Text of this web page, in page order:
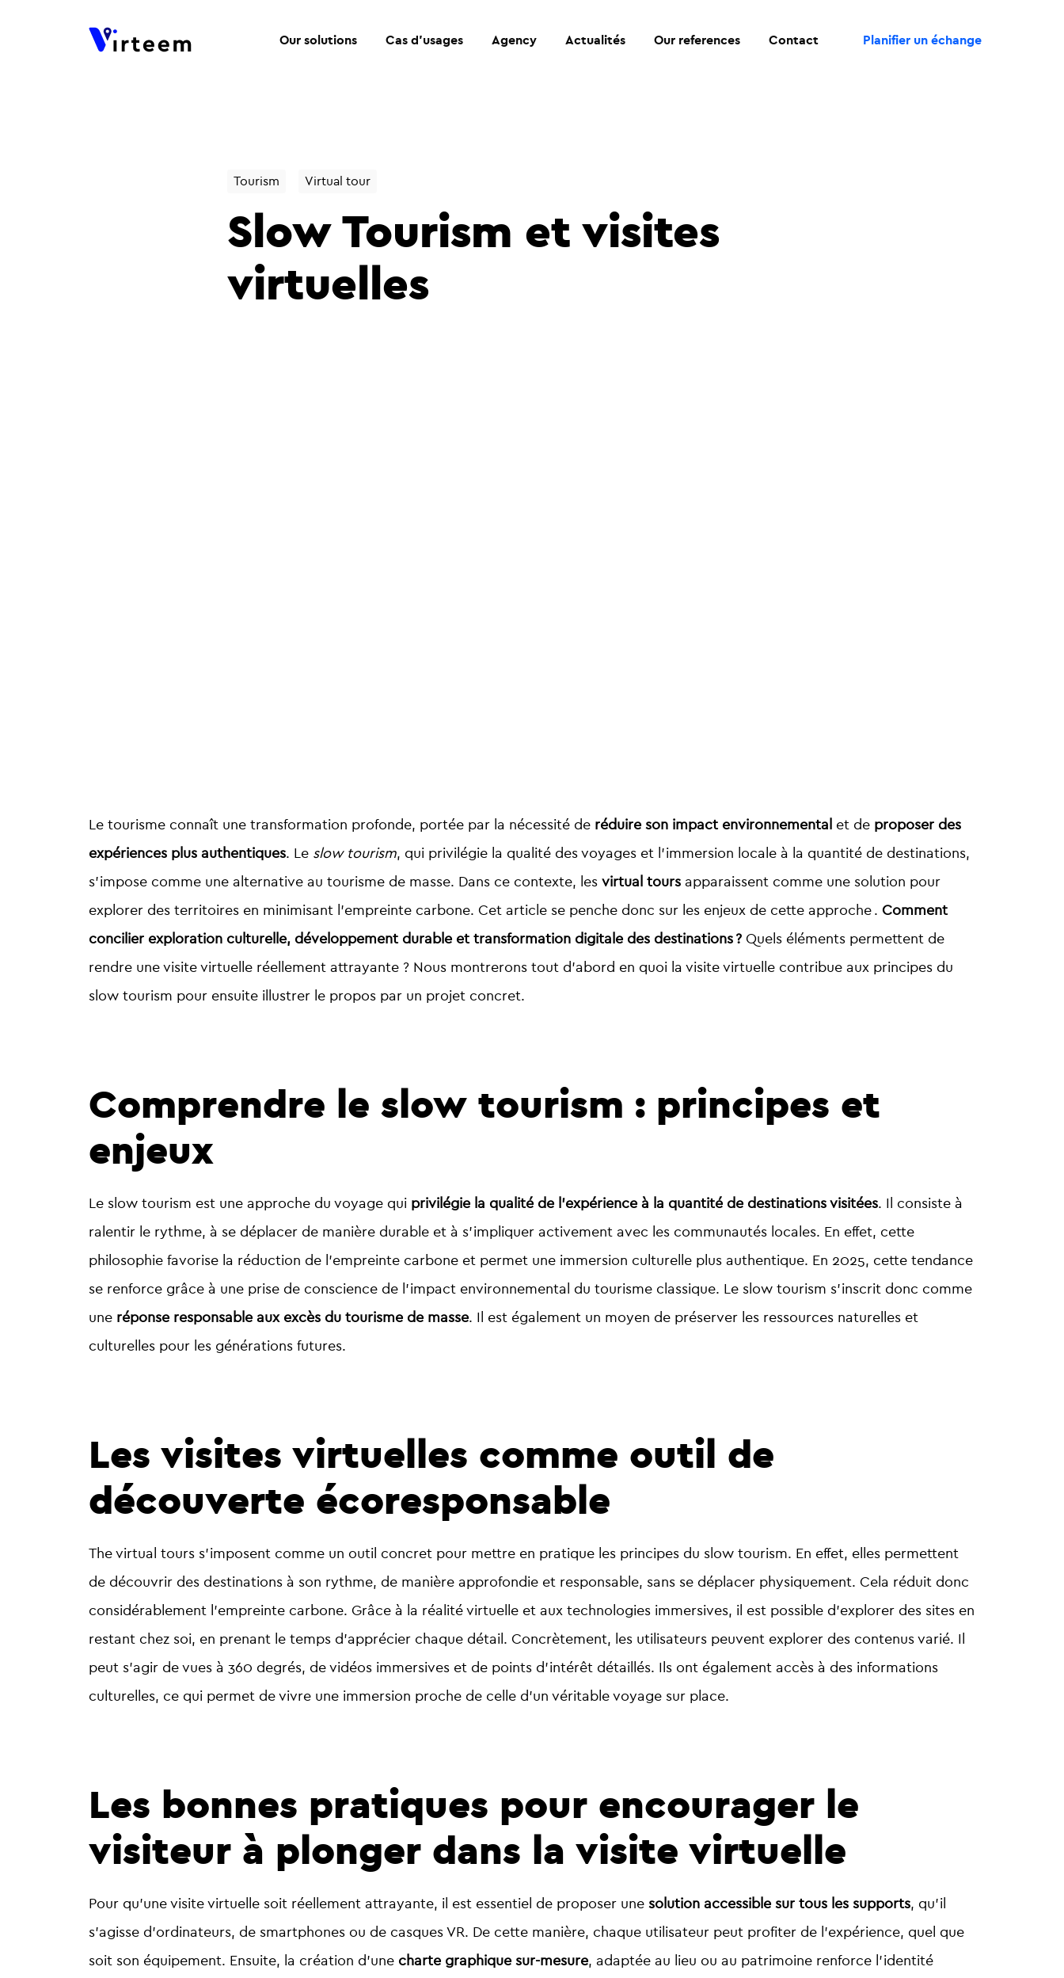
Our solutions Cas d’usages Agency Actualités Our references Contact Planifier un échange
Tourism Virtual tour
Slow Tourism et visites
virtuelles
Le tourisme connaît une transformation profonde, portée par la nécessité de réduire son impact environnemental et de proposer des
expériences plus authentiques. Le slow tourism, qui privilégie la qualité des voyages et l’immersion locale à la quantité de destinations,
s’impose comme une alternative au tourisme de masse. Dans ce contexte, les virtual tours apparaissent comme une solution pour
explorer des territoires en minimisant l’empreinte carbone. Cet article se penche donc sur les enjeux de cette approche . Comment
concilier exploration culturelle, développement durable et transformation digitale des destinations ? Quels éléments permettent de
rendre une visite virtuelle réellement attrayante ? Nous montrerons tout d’abord en quoi la visite virtuelle contribue aux principes du
slow tourism pour ensuite illustrer le propos par un projet concret.
Comprendre le slow tourism : principes et
enjeux
Le slow tourism est une approche du voyage qui privilégie la qualité de l’expérience à la quantité de destinations visitées. Il consiste à
ralentir le rythme, à se déplacer de manière durable et à s’impliquer activement avec les communautés locales. En effet, cette
philosophie favorise la réduction de l’empreinte carbone et permet une immersion culturelle plus authentique. En 2025, cette tendance
se renforce grâce à une prise de conscience de l’impact environnemental du tourisme classique. Le slow tourism s’inscrit donc comme
une réponse responsable aux excès du tourisme de masse. Il est également un moyen de préserver les ressources naturelles et
culturelles pour les générations futures.
Les visites virtuelles comme outil de
découverte écoresponsable
Thevirtual tours s’imposent comme un outil concret pour mettre en pratique les principes du slow tourism. En effet, elles permettent
de découvrir des destinations à son rythme, de manière approfondie et responsable, sans se déplacer physiquement. Cela réduit donc
considérablement l’empreinte carbone. Grâce à la réalité virtuelle et aux technologies immersives, il est possible d’explorer des sites en
restant chez soi, en prenant le temps d’apprécier chaque détail. Concrètement, les utilisateurs peuvent explorer des contenus varié. Il
peut s’agir devues à 360 degrés, devidéos immersives et de points d’intérêt détaillés. Ils ont également accès à des informations
culturelles, ce qui permet de vivre une immersion proche de celle d’un véritable voyage sur place.
Les bonnes pratiques pour encourager le
visiteur à plonger dans la visite virtuelle
Pour qu’une visite virtuelle soit réellement attrayante, il est essentiel de proposer une solution accessible sur tous les supports, qu’il
s’agisse d’ordinateurs, de smartphones ou de casques VR. De cette manière, chaque utilisateur peut profiter de l’expérience, quel que
soit son équipement. Ensuite, la création d’une charte graphique sur-mesure, adaptée au lieu ou au patrimoine renforce l’identité